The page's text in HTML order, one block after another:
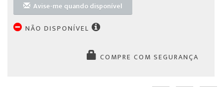
Avise-me quando disponível
NÃO DISPONÍVEL
COMPRE COM SEGURANÇA